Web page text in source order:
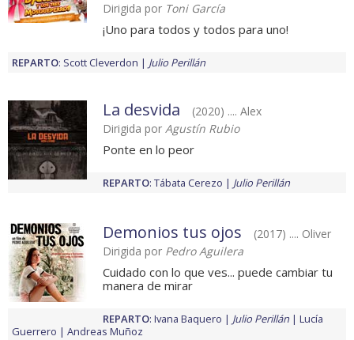
Dirigida por Toni García
¡Uno para todos y todos para uno!
REPARTO: Scott Cleverdon Julio Perillán
La desvida
(2020) .... Alex
Dirigida por Agustín Rubio
Ponte en lo peor
REPARTO: Tábata Cerezo Julio Perillán
Demonios tus ojos
(2017) .... Oliver
Dirigida por Pedro Aguilera
Cuidado con lo que ves... puede cambiar tu
manera de mirar
REPARTO: Ivana Baquero Julio Perillán
Lucía
Guerrero
Andreas Muñoz